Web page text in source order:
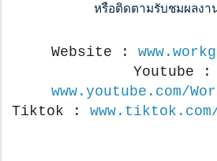
หรือติดตามรับชมผลงา
Website :
www.youtube.com/
Tiktok : www.tiktok.com/